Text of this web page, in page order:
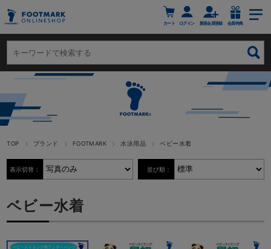
カート ログイン 新規会員登録 会員特典
TOP ブランド FOOTMARK 水泳用品 ベビー水着
表示切替： 並び順：
ベビー水着